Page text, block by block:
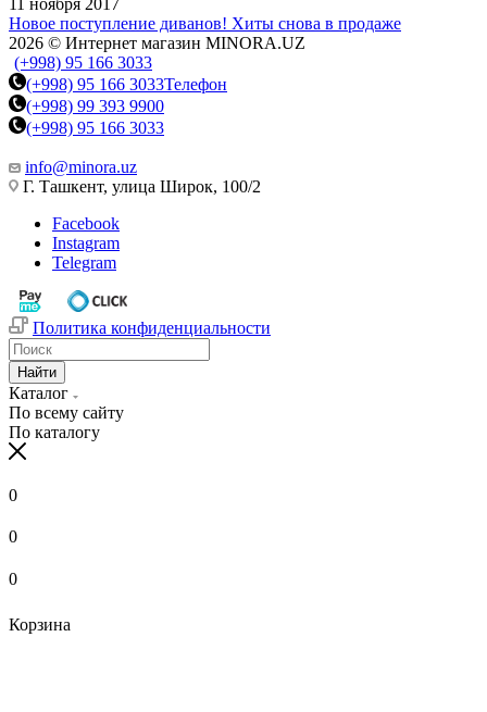
Новое поступление диванов! Хиты снова в продаже
2026 © Интернет магазин MINORA.UZ
(+998) 95 166 3033
(+998) 95 166 3033Телефон
(+998) 99 393 9900
(+998) 95 166 3033
info@minora.uz
Г. Ташкент, улица Широк, 100/2
Facebook
Instagram
Telegram
Политика конфиденциальности
Найти
Каталог
По всему сайту
По каталогу
0
0
0
Корзина